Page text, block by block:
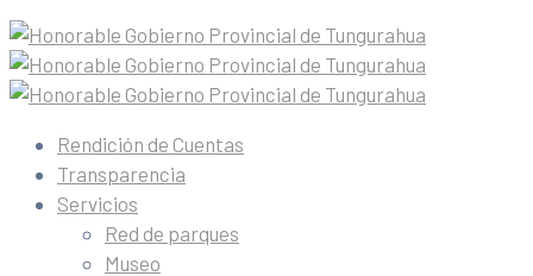
Rendición de Cuentas
Transparencia
Servicios
Red de parques
Museo